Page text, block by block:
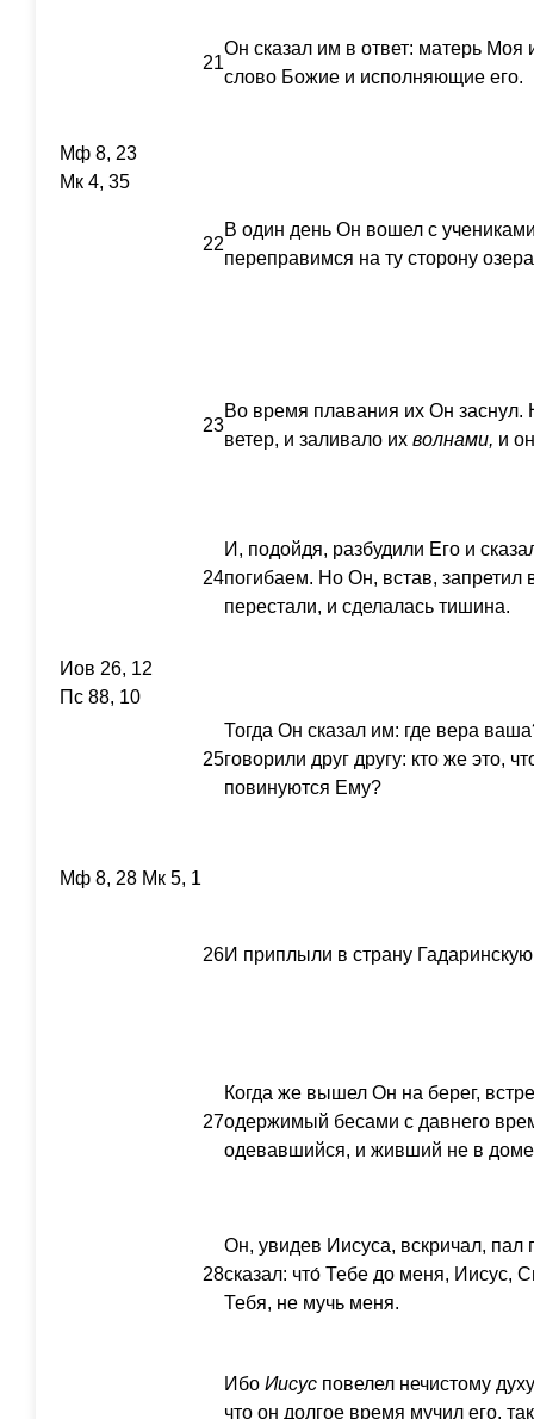
21
Он сказал им в ответ: матерь
слово Божие и исполняющие его.
Мф 8, 23
Мк 4, 35
22
В один день Он вошел с
переправимся на ту сторону
23
Во время плавания их Он заснул.
ветер, и заливало их волнами, и
24
И, подойдя, разбудили Его и
погибаем. Но Он, встав, запретил
перестали, и сделалась тишина.
Иов 26, 12
Пс 88, 10
25
Тогда Он сказал им: где вера
говорили друг другу: кто же это,
повинуются Ему?
Мф 8, 28 Мк 5, 1
26И приплыли в страну
27
Когда же вышел Он на берег,
одержимый бесами с давнего
одевавшийся, и живший не в
28
Он, увидев Иисуса, вскричал,
сказал: что́ Тебе до меня,
Тебя, не мучь меня.
Ибо Иисус повелел нечистому
что он долгое время мучил его,